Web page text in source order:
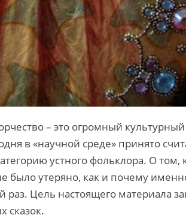
– это огромный
в «научной среде» принято
устного фольклора. О том,
было утеряно, как и почему
Цель настоящего материала
сказок.